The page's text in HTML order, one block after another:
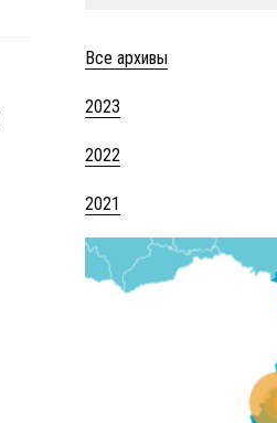
Все архивы
2023
2022
2021